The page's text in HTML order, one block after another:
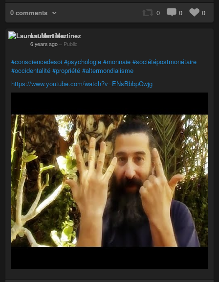
0 comments 0 0 0
Laurent Martinez
6 years ago – Public
#consciencedesoi #psychologie #monnaie #sociétépostmonétaire
#occidentalité #propriété #altermondialisme
https://www.youtube.com/watch?v=ENsBbbpCwjg